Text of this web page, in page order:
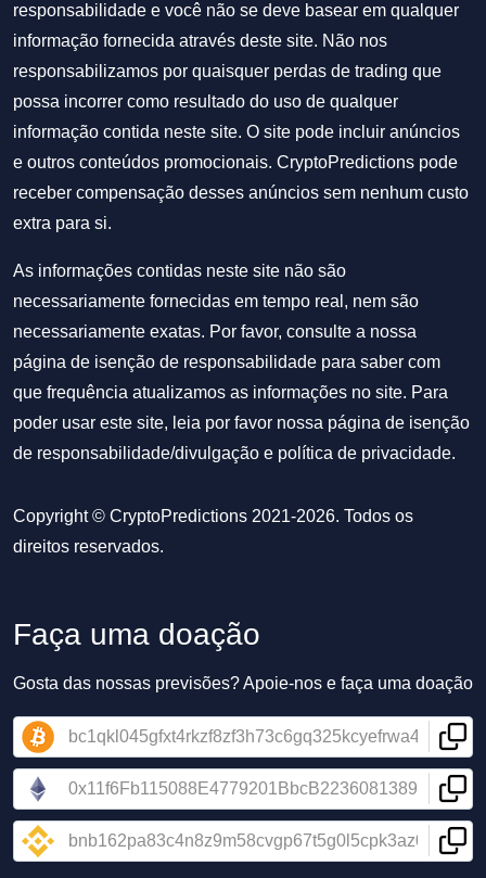
responsabilidade e você não se deve basear em qualquer
informação fornecida através deste site. Não nos
responsabilizamos por quaisquer perdas de trading que
possa incorrer como resultado do uso de qualquer
informação contida neste site. O site pode incluir anúncios
e outros conteúdos promocionais. CryptoPredictions pode
receber compensação desses anúncios sem nenhum custo
extra para si.
As informações contidas neste site não são
necessariamente fornecidas em tempo real, nem são
necessariamente exatas. Por favor, consulte a nossa
página de isenção de responsabilidade para saber com
que frequência atualizamos as informações no site. Para
poder usar este site, leia por favor nossa página de isenção
de responsabilidade/divulgação e política de privacidade.
Copyright © CryptoPredictions 2021-2026. Todos os
direitos reservados.
Faça uma doação
Gosta das nossas previsões? Apoie-nos e faça uma doação